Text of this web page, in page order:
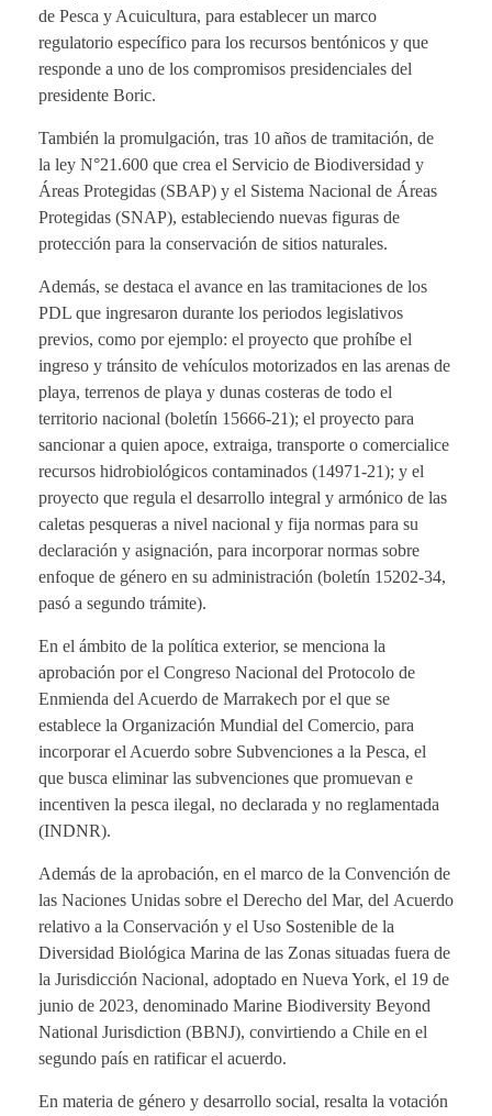
de Pesca y Acuicultura, para establecer un marco
regulatorio específico para los recursos bentónicos y que
responde a uno de los compromisos presidenciales del
presidente Boric.
También la promulgación, tras 10 años de tramitación, de
la ley N°21.600 que crea el Servicio de Biodiversidad y
Áreas Protegidas (SBAP) y el Sistema Nacional de Áreas
Protegidas (SNAP), estableciendo nuevas figuras de
protección para la conservación de sitios naturales.
Además, se destaca el avance en las tramitaciones de los
PDL que ingresaron durante los periodos legislativos
previos, como por ejemplo: el proyecto que prohíbe el
ingreso y tránsito de vehículos motorizados en las arenas de
playa, terrenos de playa y dunas costeras de todo el
territorio nacional (boletín 15666-21); el proyecto para
sancionar a quien apoce, extraiga, transporte o comercialice
recursos hidrobiológicos contaminados (14971-21); y el
proyecto que regula el desarrollo integral y armónico de las
caletas pesqueras a nivel nacional y fija normas para su
declaración y asignación, para incorporar normas sobre
enfoque de género en su administración (boletín 15202-34,
pasó a segundo trámite).
En el ámbito de la política exterior, se menciona la
aprobación por el Congreso Nacional del Protocolo de
Enmienda del Acuerdo de Marrakech por el que se
establece la Organización Mundial del Comercio, para
incorporar el Acuerdo sobre Subvenciones a la Pesca, el
que busca eliminar las subvenciones que promuevan e
incentiven la pesca ilegal, no declarada y no reglamentada
(INDNR).
Además de la aprobación, en el marco de la Convención de
las Naciones Unidas sobre el Derecho del Mar, del Acuerdo
relativo a la Conservación y el Uso Sostenible de la
Diversidad Biológica Marina de las Zonas situadas fuera de
la Jurisdicción Nacional, adoptado en Nueva York, el 19 de
junio de 2023, denominado Marine Biodiversity Beyond
National Jurisdiction (BBNJ), convirtiendo a Chile en el
segundo país en ratificar el acuerdo.
En materia de género y desarrollo social, resalta la votación